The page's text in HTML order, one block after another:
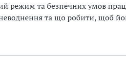
режим та безпечних умов
та що робити, щоб